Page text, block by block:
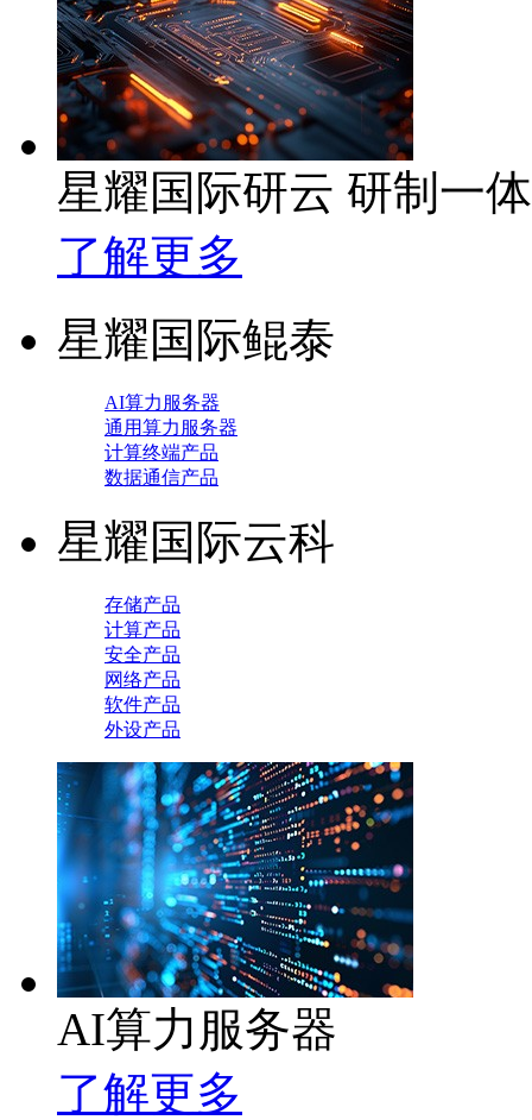
星耀国际研云 研制一
了解更多
星耀国际鲲泰
AI算力服务器
通用算力服务器
计算终端产品
数据通信产品
星耀国际云科
存储产品
计算产品
安全产品
网络产品
软件产品
外设产品
AI算力服务器
了解更多